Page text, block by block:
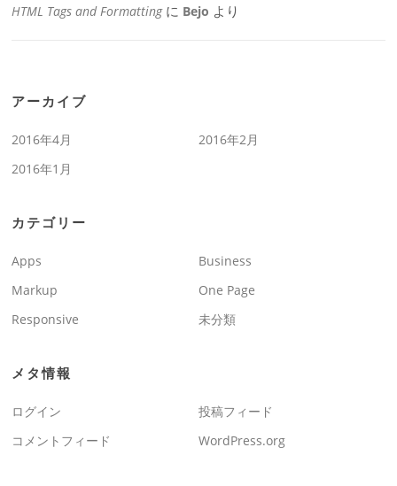
HTML Tags and Formattingに Bejo より
アーカイブ
2016年4月
2016年2月
2016年1月
カテゴリー
Apps
Business
Markup
One Page
Responsive
未分類
メタ情報
ログイン
投稿フィード
コメントフィード
WordPress.org